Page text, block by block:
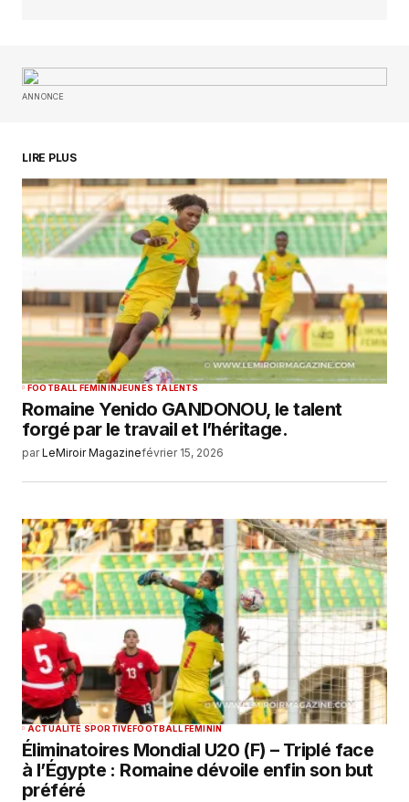
Enregistrer mon nom, mon e-mail et mon
commentaire.
SUBMIT COMMENT
ANNONCE
LIRE PLUS
FOOTBALL FEMININJEUNES TALENTS
Romaine Yenido GANDONOU, le talent
forgé par le travail et l’héritage.
par LeMiroir Magazinefévrier 15, 2026
ACTUALITÉ SPORTIVEFOOTBALL FEMININ
Éliminatoires Mondial U20 (F) – Triplé face
à l’Égypte : Romaine dévoile enfin son but
préféré